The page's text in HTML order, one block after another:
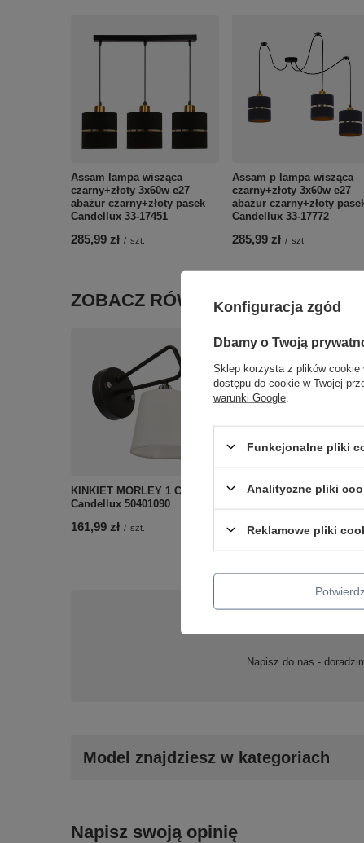
Assam lampa wisząca
czarny+złoty 3x60w e27
abażur czarny+złoty pasek
Candellux 33-17451
285,99 zł / szt.
Assam p lampa wisząca
czarny+złoty 3x60w e27
abażur czarny+złoty
Candellux 33-17772
285,99 zł / szt.
ZOBACZ RÓWNIEŻ
KINKIET MORLEY 1 CZARNY
Candellux 50401090
161,99 zł / szt.
House lampa kinkiet 4w
Napisz do nas -
Model znajdziesz w kategoriach
Napisz swoją opinię
Konfiguracja zgód
Dbamy o Twoją
Sklep korzysta z plików cookie
dostępu do cookie w Twojej
warunki Google
Funkcjonalne pliki
Analityczne pliki
Reklamowe pliki